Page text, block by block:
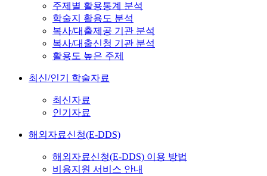
주제별 활용통계 분석
학술지 활용도 분석
복사/대출제공 기관 분석
복사/대출신청 기관 분석
활용도 높은 주제
최신/인기 학술자료
최신자료
인기자료
해외자료신청(E-DDS)
해외자료신청(E-DDS) 이용 방법
비용지원 서비스 안내